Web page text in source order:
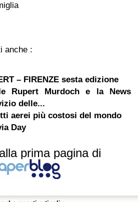
anche :
– FIRENZE sesta edizione
Rupert Murdoch e la News
delle...
aerei più costosi del mondo
Day
prima pagina di